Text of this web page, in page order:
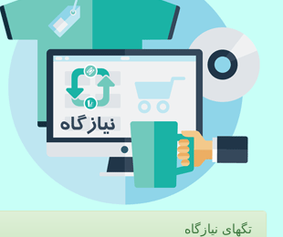
تگهای نیازگاه